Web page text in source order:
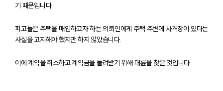
기 때문입니다.
피고들은 주택을 매입하고자 하는 의뢰인에게 주택 주변에 사격장이 있다는
사실을 고지해야 했지만 하지 않았습니다.
이에 계약을 취소하고 계약금을 돌려받기 위해 대륜을 찾은 것입니다.